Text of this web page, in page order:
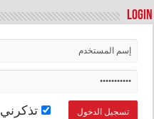
Login
تذكرني